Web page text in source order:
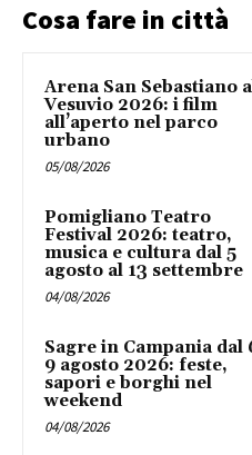
Cosa fare in città
Arena San Sebastiano
Vesuvio 2026: i film
all’aperto nel parco
urbano
05/08/2026
Pomigliano Teatro
Festival 2026: teatro,
musica e cultura dal 5
agosto al 13 settembre
04/08/2026
Sagre in Campania dal
9 agosto 2026: feste,
sapori e borghi nel
weekend
04/08/2026